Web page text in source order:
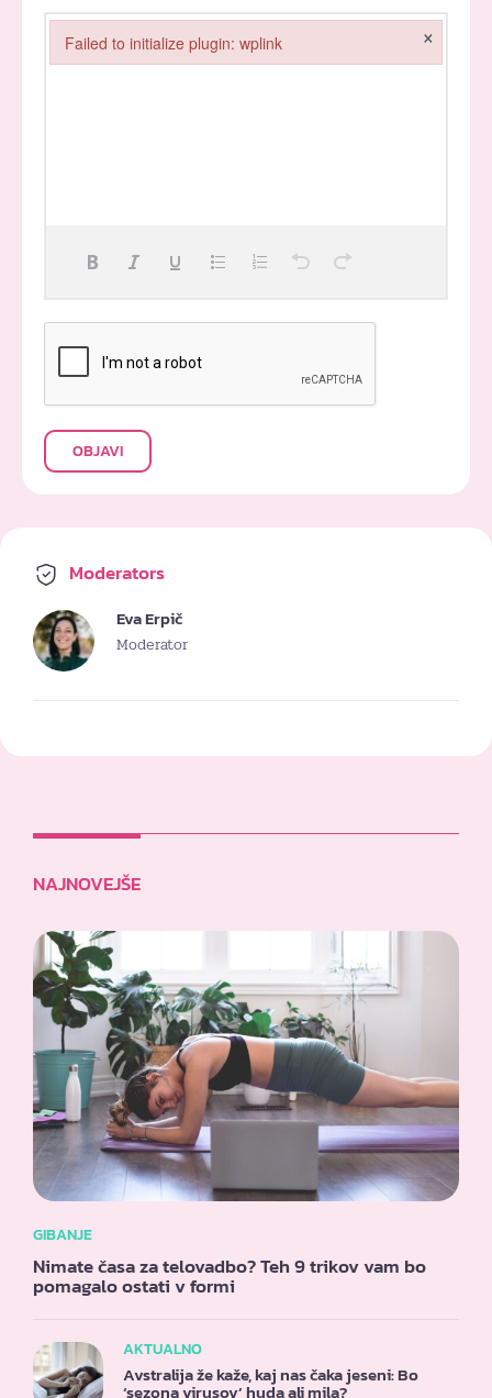
OBJAVI
Moderators
Eva Erpič
Moderator
NAJNOVEJŠE
GIBANJE
Nimate časa za telovadbo? Teh 9 trikov vam bo
pomagalo ostati v formi
AKTUALNO
Avstralija že kaže, kaj nas čaka jeseni: Bo
‘sezona virusov’ huda ali mila?
Failed to initialize plugin: wplink ×
Failed to initialize plugin: wplink